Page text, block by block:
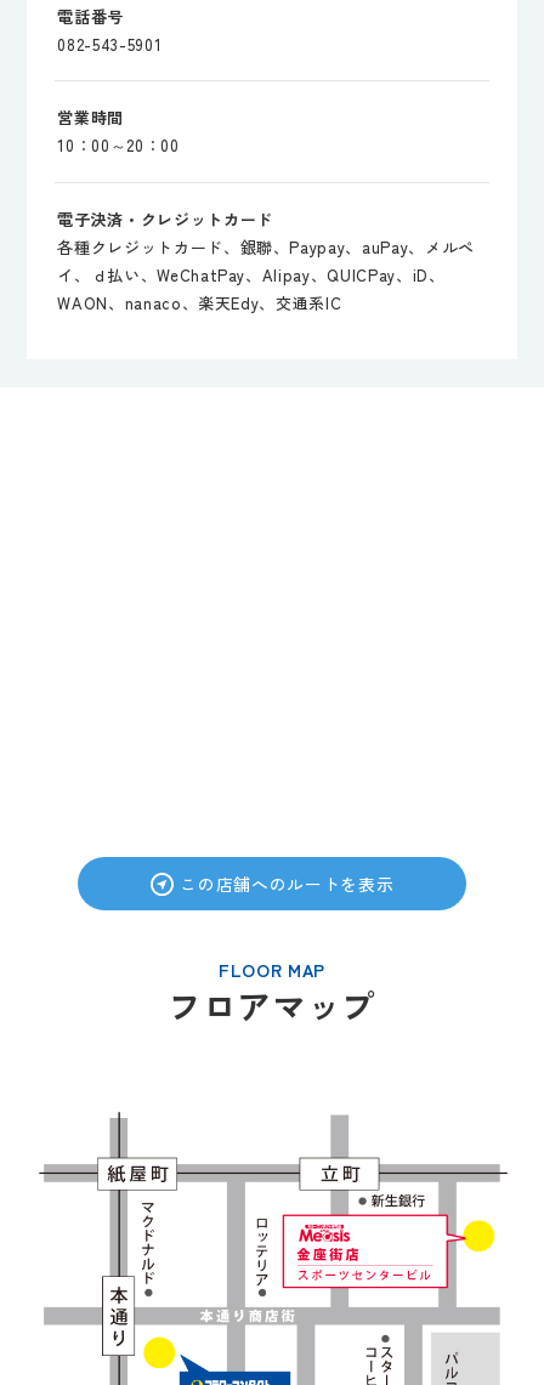
電話番号
082-543-5901
営業時間
10：00～20：00
電子決済・クレジットカード
各種クレジットカード、銀聯、Paypay、auPay、メルペ
イ、ｄ払い、WeChatPay、Alipay、QUICPay、iD、
WAON、nanaco、楽天Edy、交通系IC
この店舗へのルートを表示
FLOOR MAP
フロアマップ